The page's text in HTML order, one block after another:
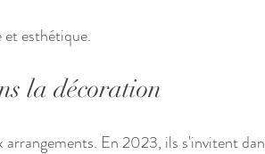
et esthétique.
la décoration
En 2023, ils s'invitent